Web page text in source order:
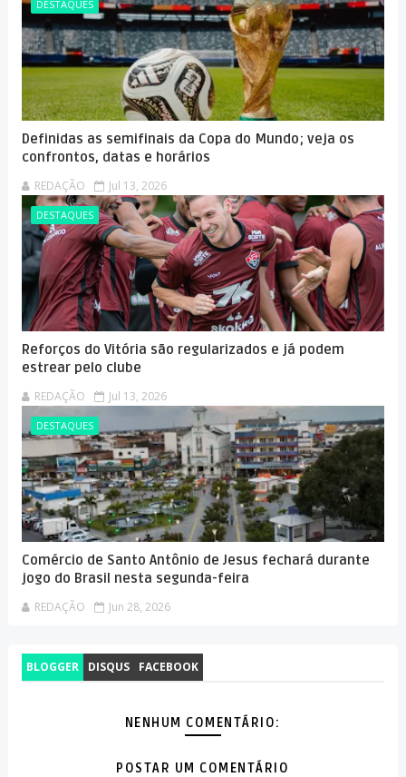
DESTAQUES
Definidas as semifinais da Copa do Mundo; veja os
confrontos, datas e horários
REDAÇÃO Jul 13, 2026
DESTAQUES
Reforços do Vitória são regularizados e já podem
estrear pelo clube
REDAÇÃO Jul 13, 2026
DESTAQUES
Comércio de Santo Antônio de Jesus fechará durante
jogo do Brasil nesta segunda-feira
REDAÇÃO Jun 28, 2026
BLOGGER DISQUS FACEBOOK
NENHUM COMENTÁRIO:
POSTAR UM COMENTÁRIO